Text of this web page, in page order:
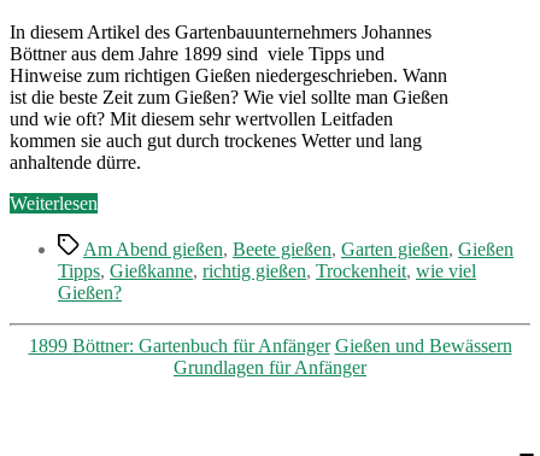
gießt
man
richtig?
In diesem Artikel des Gartenbauunternehmers Johannes
Böttner aus dem Jahre 1899 sind viele Tipps und
Hinweise zum richtigen Gießen niedergeschrieben. Wann
ist die beste Zeit zum Gießen? Wie viel sollte man Gießen
und wie oft? Mit diesem sehr wertvollen Leitfaden
kommen sie auch gut durch trockenes Wetter und lang
anhaltende dürre.
Weiterlesen
–
Wie
gießt
richtig?“
Schlagwörter
Am Abend gießen, Beete gießen, Garten gießen, Gießen
Tipps, Gießkanne, richtig gießen, Trockenheit, wie viel
Gießen?
Kategorien
1899 Böttner: Gartenbuch für Anfänger Gießen und Bewässern
Grundlagen für Anfänger